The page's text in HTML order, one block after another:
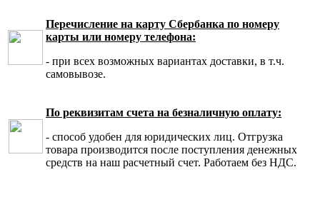
Перечисление на карту Сбербанка по номеру
карты или номеру телефона:
- при всех возможных вариантах доставки, в т.ч.
самовывозе.
По реквизитам счета на безналичную оплату:
- способ удобен для юридических лиц. Отгрузка
товара производится после поступления денежных
средств на наш расчетный счет. Работаем без НДС.